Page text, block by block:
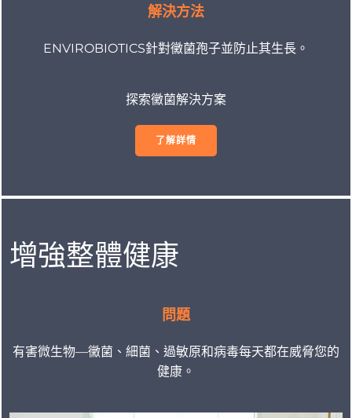
解決方法
ENVIROBIOTICS針對黴菌孢子並防止其生長。
探索黴菌解決方案
了解詳情
增強整體健康
問題
有害微生物—黴菌、細菌、過敏原和病毒每天都在威脅您的
健康。